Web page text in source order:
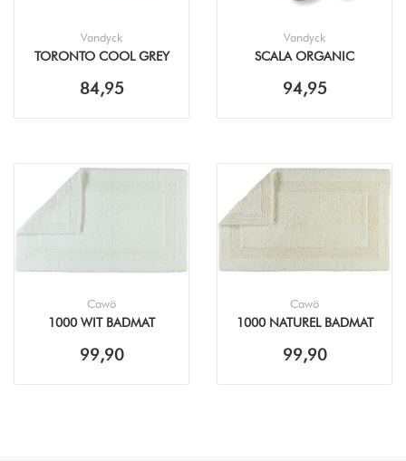
Vandyck
TORONTO COOL GREY
84,95
Vandyck
SCALA ORGANIC
94,95
Cawö
1000 WIT BADMAT
99,90
Cawö
1000 NATUREL BADMAT
99,90